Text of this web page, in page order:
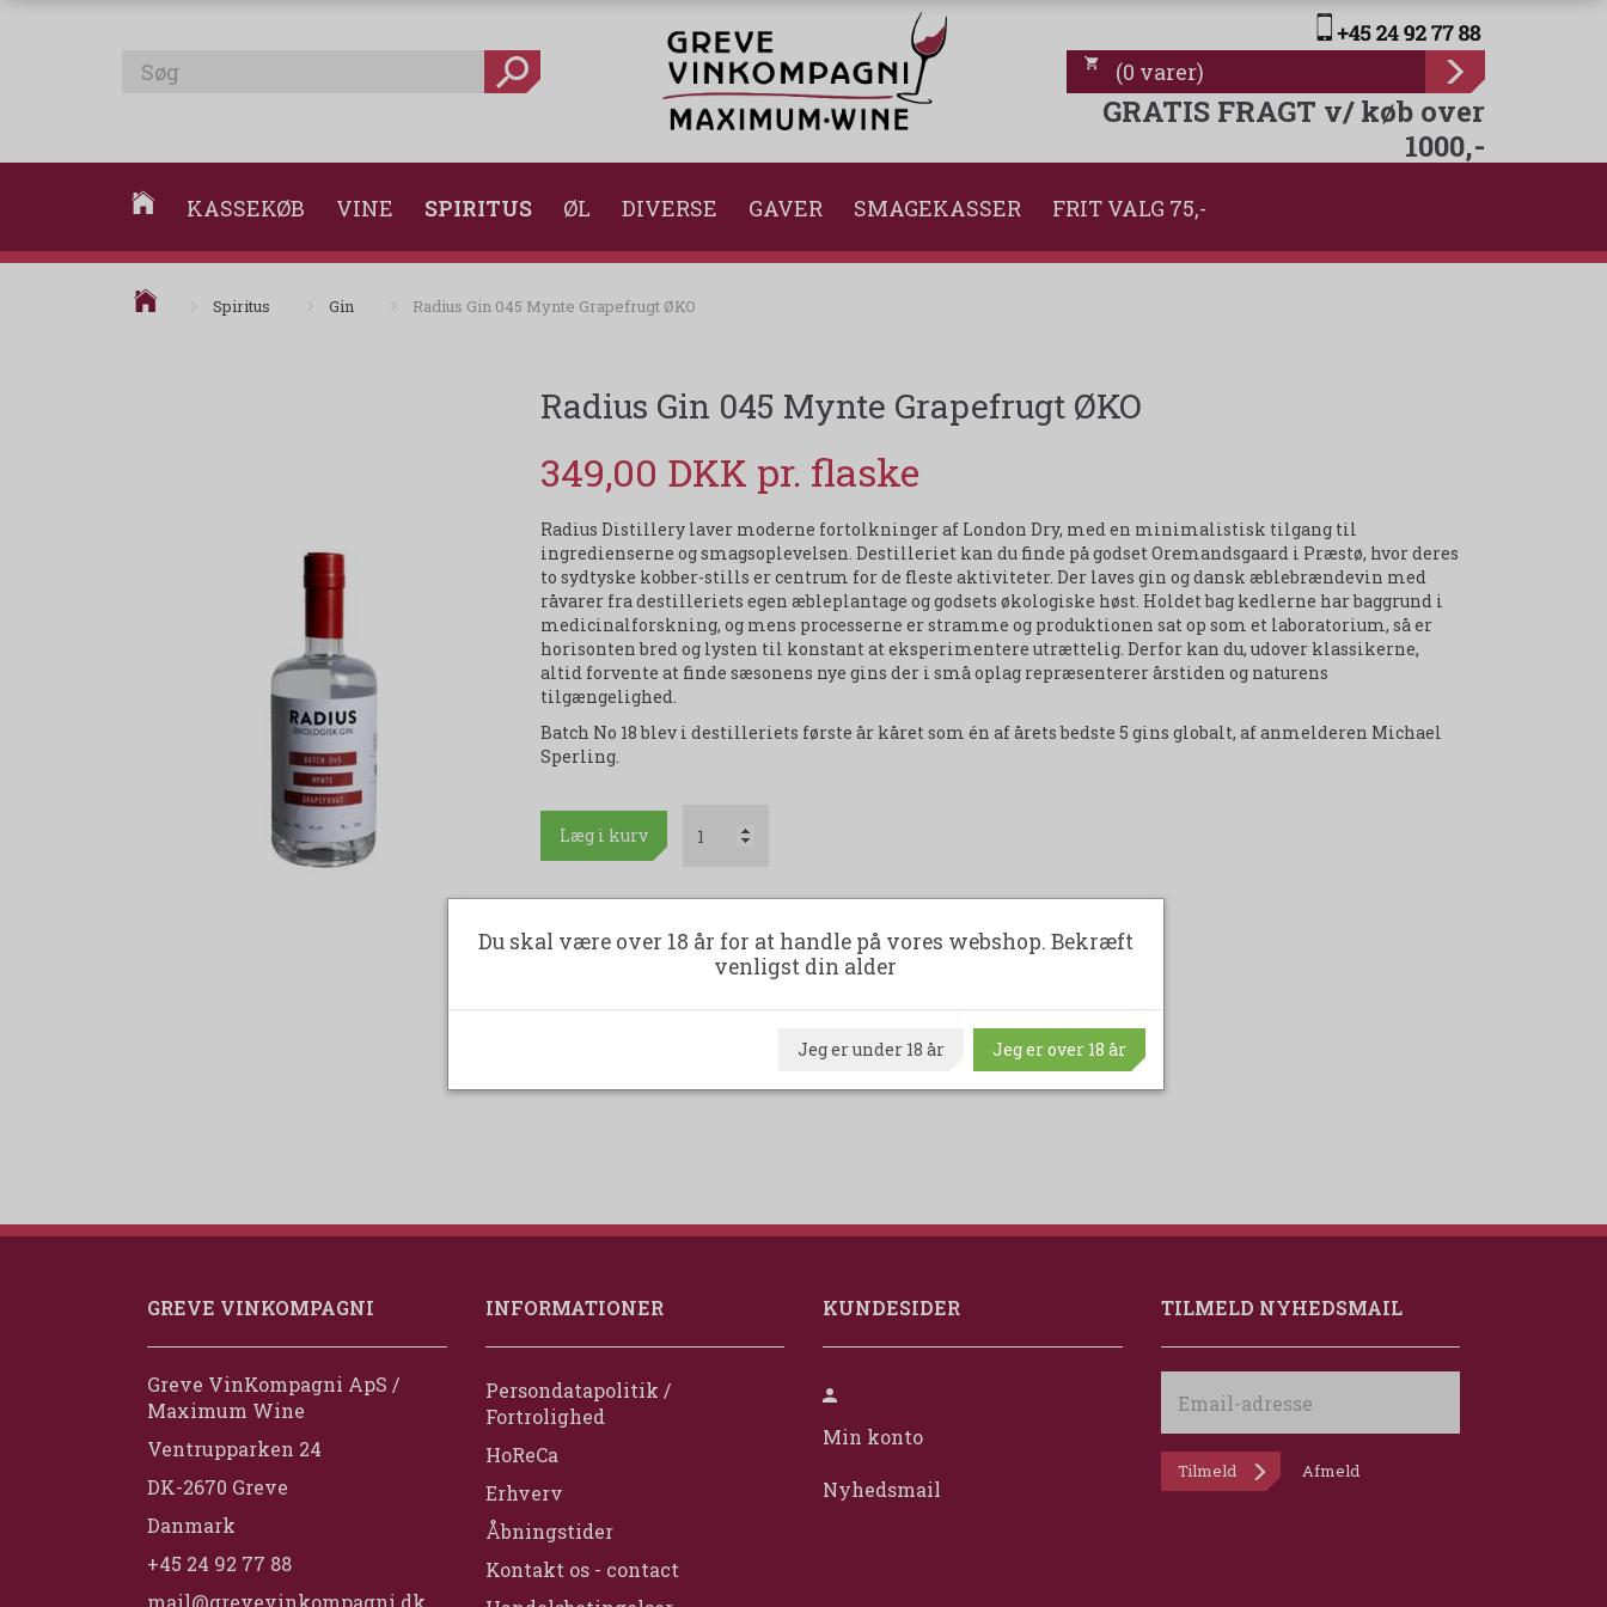
(0 varer)
GRATIS FRAGT v/ køb over
1000,-
KASSEKØB VINE SPIRITUS ØL DIVERSE GAVER SMAGEKASSER FRIT VALG 75,-
Spiritus Gin Radius Gin 045 Mynte Grapefrugt ØKO
Radius Gin 045 Mynte Grapefrugt ØKO
349,00 DKK
Radius Distillery laver moderne fortolkninger af London Dry, med en minimalistisk tilgang til
ingredienserne og smagsoplevelsen. Destilleriet kan du finde på godset Oremandsgaard i Præstø, hvor deres
to sydtyske kobber-stills er centrum for de fleste aktiviteter. Der laves gin og dansk æblebrændevin med
råvarer fra destilleriets egen æbleplantage og godsets økologiske høst. Holdet bag kedlerne har baggrund i
medicinalforskning, og mens processerne er stramme og produktionen sat op som et laboratorium, så er
horisonten bred og lysten til konstant at eksperimentere utrættelig. Derfor kan du, udover klassikerne,
altid forvente at finde sæsonens nye gins der i små oplag repræsenterer årstiden og naturens
tilgængelighed.
Batch No 18 blev i destilleriets første år kåret som én af årets bedste 5 gins globalt, af anmelderen Michael
Sperling.
Læg i kurv
Udskriv produktark
GREVE VINKOMPAGNI
Greve VinKompagni ApS /
Maximum Wine
Ventrupparken 24
DK-2670 Greve
Danmark
+45 24 92 77 88
mail@grevevinkompagni.dk
INFORMATIONER
Persondatapolitik /
Fortrolighed
HoReCa
Erhverv
Åbningstider
Kontakt os - contact
KUNDESIDER
Min konto
Nyhedsmail
TILMELD NYHEDSMAIL
adresse
Tilmeld Afmeld
Du skal være over 18 år for at handle på vores webshop. Bekræft
venligst din alder
Jeg er under 18 år Jeg er over 18 år